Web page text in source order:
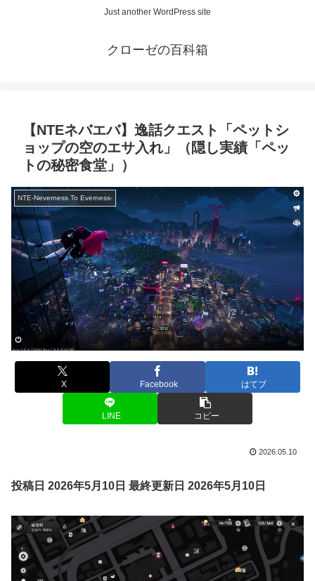
Just another WordPress site
クローゼの百科箱
【NTEネバエバ】逸話クエスト「ペットシ
ョップの空のエサ入れ」（隠し実績「ペッ
トの秘密食堂」）
NTE-Neverness To Everness-
X Facebook はてブ
LINE コピー
2026.05.10
投稿日 2026年5月10日 最終更新日 2026年5月10日